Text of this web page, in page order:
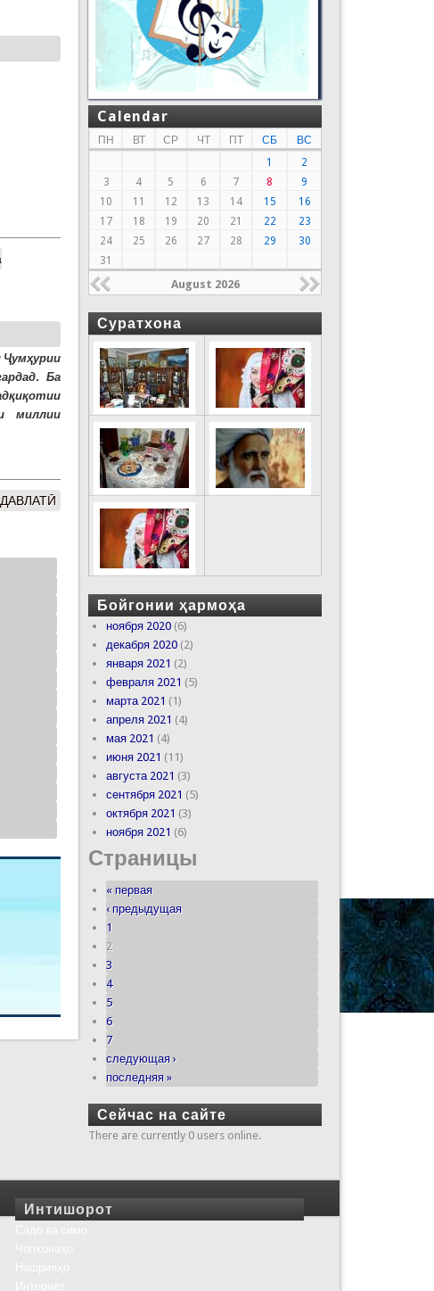
Ҷумҳурии
Ба
миллии
Calendar
ПН ВТ СР ЧТ ПТ СБ
ВС
1
2
3
4 5 6 7 8
9
10
11 12 13 14 15
16
17
18 19 20 21 22
23
24
25 26 27 28 29
30
31
August 2026
Суратхона
Бойгонии ҳармоҳа
ноября 2020(6)
декабря 2020(2)
января 2021 (2)
февраля 2021 (5)
марта 2021 (1)
апреля 2021 (4)
мая 2021 (4)
июня 2021 (11)
августа 2021 (3)
сентября 2021 (5)
октября 2021 (3)
ноября 2021 (6)
Страницы
« первая
‹ предыдущая
1
2
3
4
5
6
7
следующая ›
последняя »
Сейчас на сайте
There are currently 0 users online.
Интишорот